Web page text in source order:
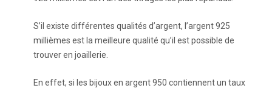
S’il existe différentes qualités d’argent, l’argent 925
millièmes est la meilleure qualité qu’il est possible de
trouver en joaillerie.
En effet, si les bijoux en argent 950 contiennent un taux